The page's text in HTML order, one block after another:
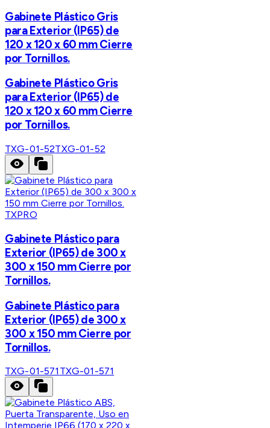
Gabinete Plástico Gris
para Exterior (IP65) de
120 x 120 x 60 mm Cierre
por Tornillos.
Gabinete Plástico Gris
para Exterior (IP65) de
120 x 120 x 60 mm Cierre
por Tornillos.
TXG-01-52TXG-01-52
TXPRO
Gabinete Plástico para
Exterior (IP65) de 300 x
300 x 150 mm Cierre por
Tornillos.
Gabinete Plástico para
Exterior (IP65) de 300 x
300 x 150 mm Cierre por
Tornillos.
TXG-01-571 TXG-01-571